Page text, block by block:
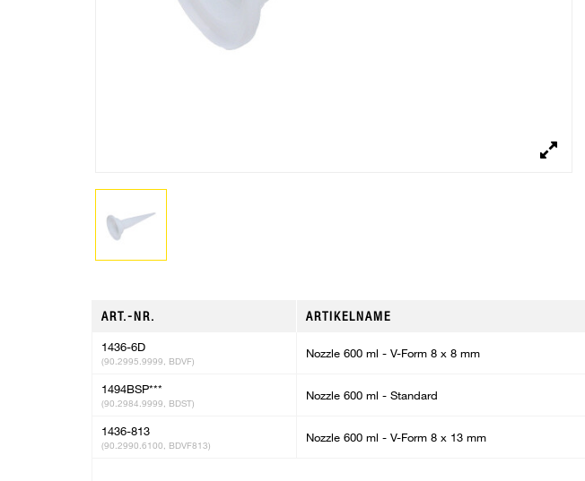
ART.-NR. ARTIKELNAME
1436-6D
(90.2995.9999, BDVF)
Nozzle 600 ml - V-Form 8 x 8 mm
1494BSP***
(90.2984.9999, BDST)
Nozzle 600 ml - Standard
1436-813
(90.2990.6100, BDVF813)
Nozzle 600 ml - V-Form 8 x 13 mm